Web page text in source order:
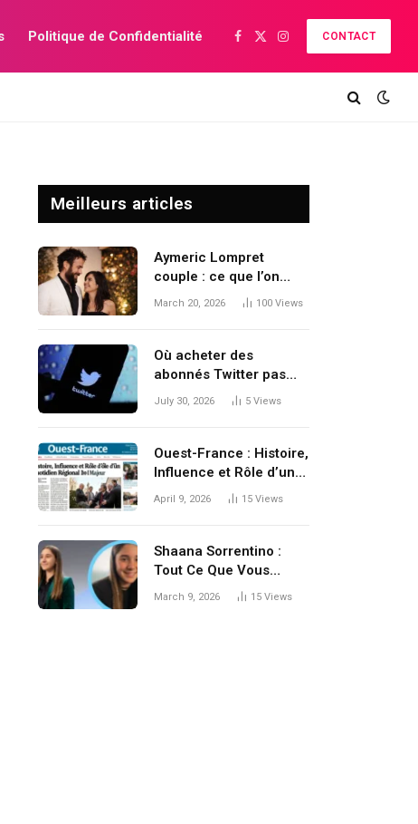
Politique de Confidentialité Facebook
X
Instagram
CONTACT
Meilleurs articles
Aymeric Lompret
couple : ce que l’on
sait, ce qui relève des
March 20, 2026 100 Views
Où acheter des
abonnés Twitter pas
chers et réels ?
July 30, 2026 5 Views
Ouest-France : Histoire,
Influence et Rôle d’un
Quotidien Régional
April 9, 2026 15 Views
Shaana Sorrentino :
Tout Ce Que Vous
Devez Savoir Sur Cette
March 9, 2026 15 Views